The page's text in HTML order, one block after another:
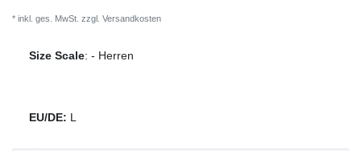
* inkl. ges. MwSt. zzgl. Versandkosten
Size Scale: - Herren
EU/DE: L